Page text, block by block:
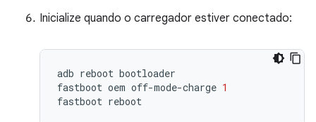
Inicialize quando o carregador estiver conectado:
adb reboot bootloader
fastboot oem off-mode-charge 1
fastboot reboot